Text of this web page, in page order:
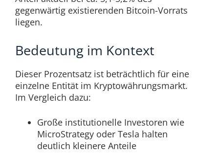
gegenwärtig existierenden Bitcoin-Vorrats
liegen.
Bedeutung im Kontext
Dieser Prozentsatz ist beträchtlich für eine
einzelne Entität im Kryptowährungsmarkt.
Im Vergleich dazu:
Große institutionelle Investoren wie
MicroStrategy oder Tesla halten
deutlich kleinere Anteile